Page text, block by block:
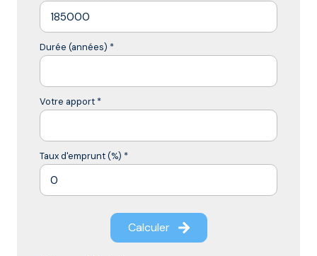
Durée (années) *
Votre apport *
Taux d'emprunt (%) *
Calculer